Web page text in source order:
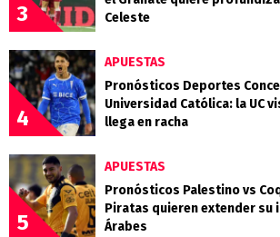
3
Celeste
4
APUESTAS
Pronósticos Deportes
Universidad Católica: la UC
llega en racha
5
APUESTAS
Pronósticos Palestino vs
Piratas quieren extender su
Árabes